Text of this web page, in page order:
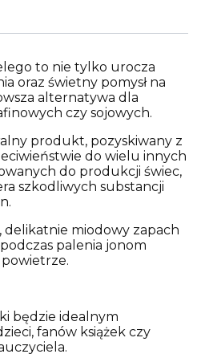
to nie tylko urocza
oraz świetny pomysł na
alternatywa dla
czy sojowych.
produkt, pozyskiwany z
do wielu innych
do produkcji świec,
szkodliwych substancji
delikatnie miodowy zapach
palenia jonom
będzie idealnym
fanów książek czy